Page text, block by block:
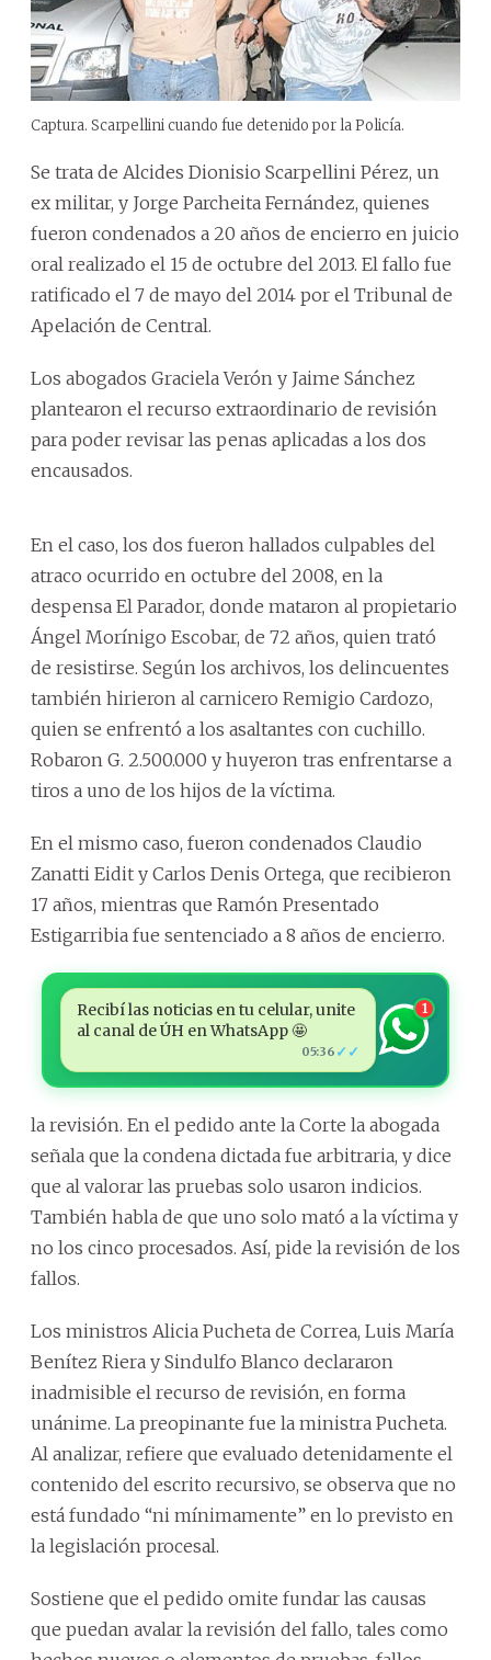
Captura. Scarpellini cuando fue detenido por la Policía.
Se trata de Alcides Dionisio Scarpellini Pérez, un
ex militar, y Jorge Parcheita Fernández, quienes
fueron condenados a 20 años de encierro en juicio
oral realizado el 15 de octubre del 2013. El fallo fue
ratificado el 7 de mayo del 2014 por el Tribunal de
Apelación de Central.
Los abogados Graciela Verón y Jaime Sánchez
plantearon el recurso extraordinario de revisión
para poder revisar las penas aplicadas a los dos
encausados.
En el caso, los dos fueron hallados culpables del
atraco ocurrido en octubre del 2008, en la
despensa El Parador, donde mataron al propietario
Ángel Morínigo Escobar, de 72 años, quien trató
de resistirse. Según los archivos, los delincuentes
también hirieron al carnicero Remigio Cardozo,
quien se enfrentó a los asaltantes con cuchillo.
Robaron G. 2.500.000 y huyeron tras enfrentarse a
tiros a uno de los hijos de la víctima.
En el mismo caso, fueron condenados Claudio
Zanatti Eidit y Carlos Denis Ortega, que recibieron
17 años, mientras que Ramón Presentado
Estigarribia fue sentenciado a 8 años de encierro.
Recibí las noticias en tu celular, unite
al canal de ÚH en WhatsApp 🤩
05:36 ✓✓
1
la revisión. En el pedido ante la Corte la abogada
señala que la condena dictada fue arbitraria, y dice
que al valorar las pruebas solo usaron indicios.
También habla de que uno solo mató a la víctima y
no los cinco procesados. Así, pide la revisión de los
fallos.
Los ministros Alicia Pucheta de Correa, Luis María
Benítez Riera y Sindulfo Blanco declararon
inadmisible el recurso de revisión, en forma
unánime. La preopinante fue la ministra Pucheta.
Al analizar, refiere que evaluado detenidamente el
contenido del escrito recursivo, se observa que no
está fundado “ni mínimamente” en lo previsto en
la legislación procesal.
Sostiene que el pedido omite fundar las causas
que puedan avalar la revisión del fallo, tales como